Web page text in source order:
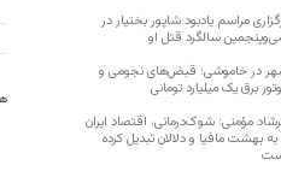
مراسم یادبود شاپور بختیار در
سالگرد قتل او
در خاموشی؛ قبض‌های نجومی و
برق یک میلیارد تومانی
مؤمنی: شوک‌درمانی، اقتصاد ایران
به بهشت مافیا و دلالان تبدیل کرده